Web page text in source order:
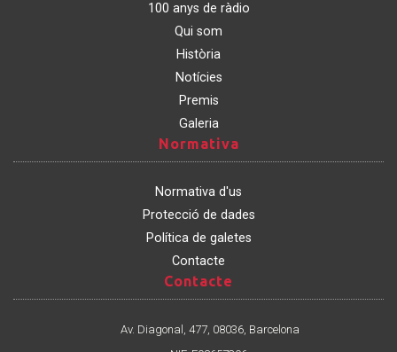
100 anys de ràdio
Qui som
Història
Notícies
Premis
Galeria
Normativa
Normativa d'us
Protecció de dades
Política de galetes
Contacte
Contacte
Av. Diagonal, 477, 08036, Barcelona